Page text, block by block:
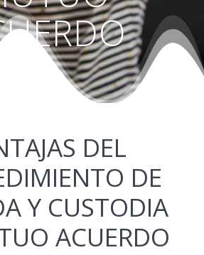
DEL
DE
Y CUSTODIA
ACUERDO